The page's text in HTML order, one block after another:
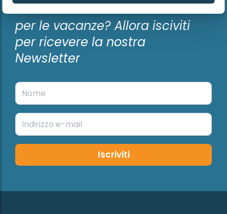
Vuoi ricevere le ultime novità
per le vacanze? Allora isciviti
per ricevere la nostra
Newsletter
Iscriviti